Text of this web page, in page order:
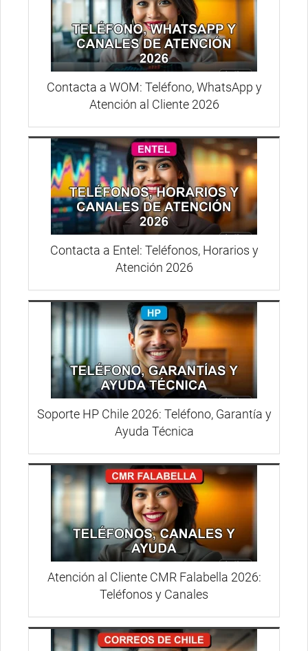
Contacta a WOM: Teléfono, WhatsApp y
Atención al Cliente 2026
Contacta a Entel: Teléfonos, Horarios y
Atención 2026
Soporte HP Chile 2026: Teléfono, Garantía y
Ayuda Técnica
Atención al Cliente CMR Falabella 2026:
Teléfonos y Canales